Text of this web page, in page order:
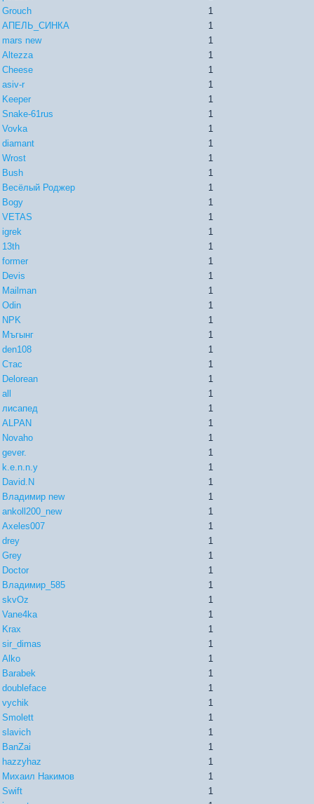
Grouch
1
АПЕЛЬ_СИНКА
1
mars new
1
Altezza
1
Cheese
1
asiv-r
1
Keeper
1
Snake-61rus
1
Vovka
1
diamant
1
Wrost
1
Bush
1
Весёлый Роджер
1
Bogy
1
VETAS
1
igrek
1
13th
1
former
1
Devis
1
Mailman
1
Odin
1
NPK
1
Мъгынг
1
den108
1
Стас
1
Delorean
1
all
1
лисапед
1
ALPAN
1
Novaho
1
gever.
1
k.e.n.n.y
1
David.N
1
Владимир new
1
ankoll200_new
1
Axeles007
1
drey
1
Grey
1
Doctor
1
Владимир_585
1
skvOz
1
Vane4ka
1
Krax
1
sir_dimas
1
Alko
1
Barabek
1
doubleface
1
vychik
1
Smolett
1
slavich
1
BanZai
1
hazzyhaz
1
Михаил Накимов
1
Swift
1